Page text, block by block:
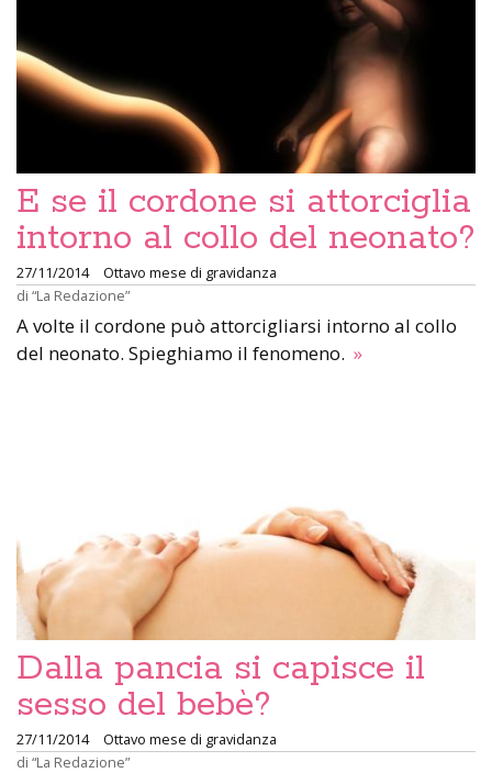
E se il cordone si attorciglia
intorno al collo del neonato?
27/11/2014
Ottavo mese di gravidanza
di “La Redazione”
A volte il cordone può attorcigliarsi intorno al collo
del neonato. Spieghiamo il fenomeno. »
Dalla pancia si capisce il
sesso del bebè?
27/11/2014
Ottavo mese di gravidanza
di “La Redazione”